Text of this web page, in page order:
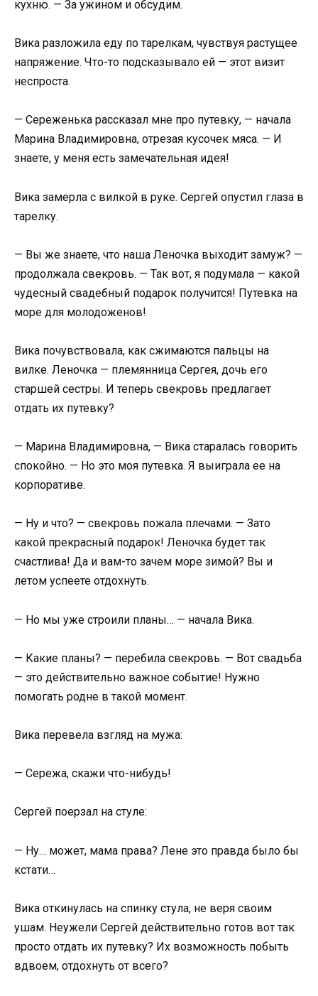
кухню. — За ужином и обсудим.
Вика разложила еду по тарелкам, чувствуя растущее
напряжение. Что-то подсказывало ей — этот визит
неспроста.
— Сереженька рассказал мне про путевку, — начала
Марина Владимировна, отрезая кусочек мяса. — И
знаете, у меня есть замечательная идея!
Вика замерла с вилкой в руке. Сергей опустил глаза в
тарелку.
— Вы же знаете, что наша Леночка выходит замуж? —
продолжала свекровь. — Так вот, я подумала — какой
чудесный свадебный подарок получится! Путевка на
море для молодоженов!
Вика почувствовала, как сжимаются пальцы на
вилке. Леночка — племянница Сергея, дочь его
старшей сестры. И теперь свекровь предлагает
отдать их путевку?
— Марина Владимировна, — Вика старалась говорить
спокойно. — Но это моя путевка. Я выиграла ее на
корпоративе.
— Ну и что? — свекровь пожала плечами. — Зато
какой прекрасный подарок! Леночка будет так
счастлива! Да и вам-то зачем море зимой? Вы и
летом успеете отдохнуть.
— Но мы уже строили планы… — начала Вика.
— Какие планы? — перебила свекровь. — Вот свадьба
— это действительно важное событие! Нужно
помогать родне в такой момент.
Вика перевела взгляд на мужа:
— Сережа, скажи что-нибудь!
Сергей поерзал на стуле:
— Ну… может, мама права? Лене это правда было бы
кстати…
Вика откинулась на спинку стула, не веря своим
ушам. Неужели Сергей действительно готов вот так
просто отдать их путевку? Их возможность побыть
вдвоем, отдохнуть от всего?